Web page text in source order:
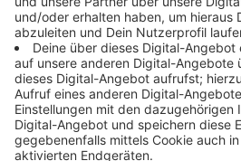
sowohl der Song als auch das
Album "A/B" in den Top 10 der
gerne anknüpfen. Wir finden,
Album klappen.
Anzeige